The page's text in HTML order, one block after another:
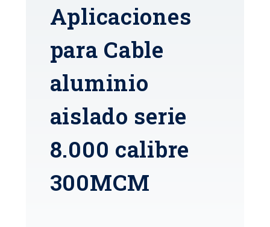
Aplicaciones
para Cable
aluminio
aislado serie
8.000 calibre
300MCM